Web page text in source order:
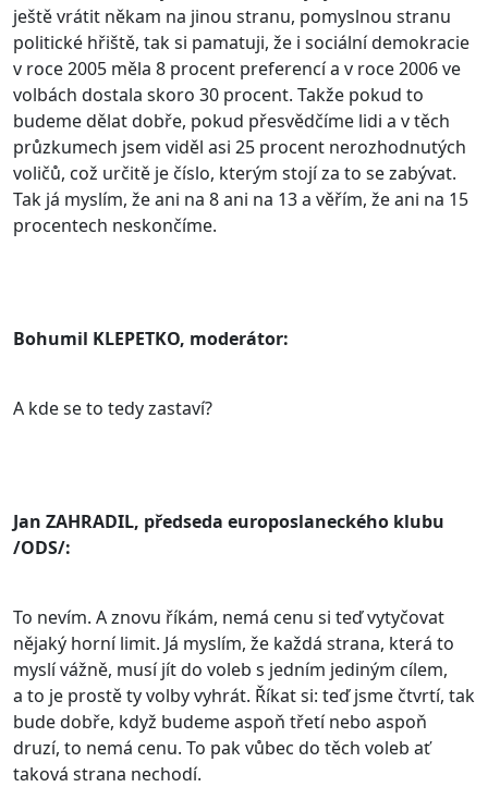
ještě vrátit někam na jinou stranu, pomyslnou stranu
politické hřiště, tak si pamatuji, že i sociální demokracie
v roce 2005 měla 8 procent preferencí a v roce 2006 ve
volbách dostala skoro 30 procent. Takže pokud to
budeme dělat dobře, pokud přesvědčíme lidi a v těch
průzkumech jsem viděl asi 25 procent nerozhodnutých
voličů, což určitě je číslo, kterým stojí za to se zabývat.
Tak já myslím, že ani na 8 ani na 13 a věřím, že ani na 15
procentech neskončíme.
Bohumil KLEPETKO, moderátor:
A kde se to tedy zastaví?
Jan ZAHRADIL, předseda europoslaneckého klubu
/ODS/:
To nevím. A znovu říkám, nemá cenu si teď vytyčovat
nějaký horní limit. Já myslím, že každá strana, která to
myslí vážně, musí jít do voleb s jedním jediným cílem,
a to je prostě ty volby vyhrát. Říkat si: teď jsme čtvrtí, tak
bude dobře, když budeme aspoň třetí nebo aspoň
druzí, to nemá cenu. To pak vůbec do těch voleb ať
taková strana nechodí.